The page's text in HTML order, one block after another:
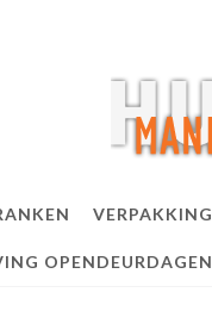
VERPAKKING
OPENDEURDAGEN